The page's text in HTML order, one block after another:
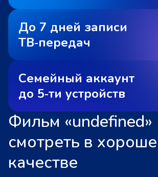
До 7 дней записи
ТВ‑передач
Семейный аккаунт
до 5‑ти устройств
Фильм «undefined»
смотреть в
качестве